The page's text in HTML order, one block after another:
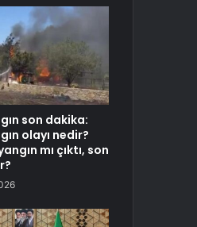
son dakika:
olayı nedir?
mı çıktı, son